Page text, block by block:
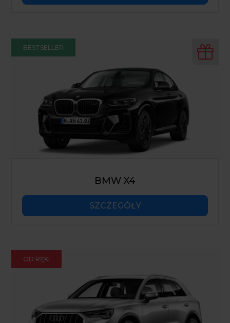
BESTSELLER
BMW X4
SZCZEGÓŁY
OD RĘKI